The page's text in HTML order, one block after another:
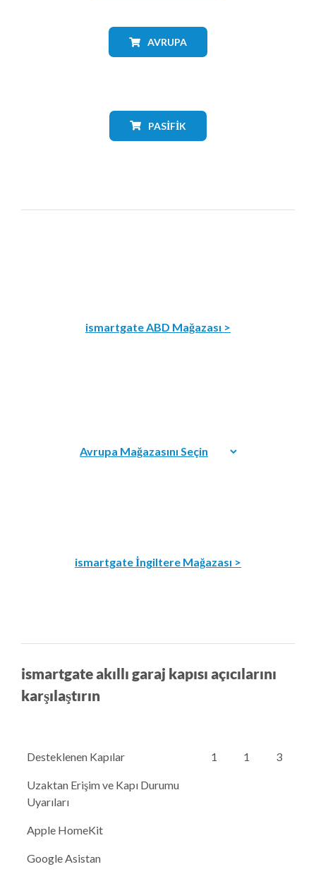
AVRUPA
PASIFIK
ismartgate ABD Mağazası >
ismartgate İngiltere Mağazası >
ismartgate akıllı garaj kapısı açıcılarını
karşılaştırın
Desteklenen Kapılar 1 1 3
Uzaktan Erişim ve Kapı Durumu
Uyarıları
Apple HomeKit
Google Asistan